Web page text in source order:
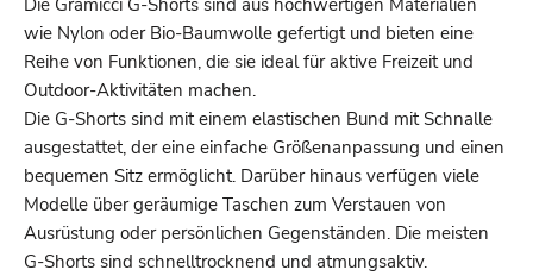
Die Gramicci G-Shorts sind aus hochwertigen Materialien
wie Nylon oder Bio-Baumwolle gefertigt und bieten eine
Reihe von Funktionen, die sie ideal für aktive Freizeit und
Outdoor-Aktivitäten machen.
Die G-Shorts sind mit einem elastischen Bund mit Schnalle
ausgestattet, der eine einfache Größenanpassung und einen
bequemen Sitz ermöglicht. Darüber hinaus verfügen viele
Modelle über geräumige Taschen zum Verstauen von
Ausrüstung oder persönlichen Gegenständen. Die meisten
G-Shorts sind schnelltrocknend und atmungsaktiv.